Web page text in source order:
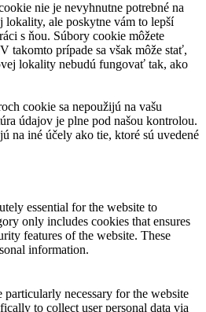
nie je nevyhnutne potrebné na
lokality, ale poskytne vám to lepší
s ňou. Súbory cookie môžete
takomto prípade sa však môže stať,
lokality nebudú fungovať tak, ako
cookie sa nepoužijú na vašu
údajov je plne pod našou kontrolou.
na iné účely ako tie, ktoré sú uvedené
essential for the website to
only includes cookies that ensures
features of the website. These
information.
necessary for the website
to collect user personal data via